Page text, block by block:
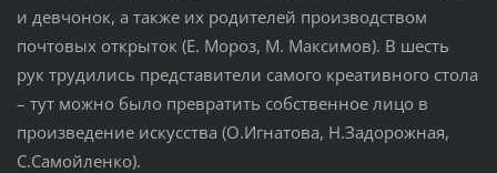
и девчонок, а также их родителей производством
почтовых открыток (Е. Мороз, М. Максимов). В шесть
рук трудились представители самого креативного стола
– тут можно было превратить собственное лицо в
произведение искусства (О.Игнатова, Н.Задорожная,
С.Самойленко).